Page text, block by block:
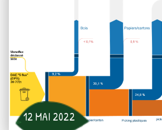
12 MAI 2022